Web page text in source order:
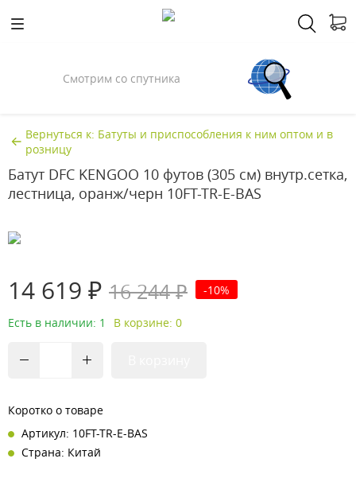
Смотрим со спутника
Вернуться к: Батуты и приспособления к ним оптом и в
розницу
Батут DFC KENGOO 10 футов (305 см) внутр.сетка,
лестница, оранж/черн 10FT-TR-E-BAS
14 619 ₽ 16 244 ₽ -10%
Есть в наличии: 1 В корзине: 0
Коротко о товаре
Артикул: 10FT-TR-E-BAS
Страна: Китай